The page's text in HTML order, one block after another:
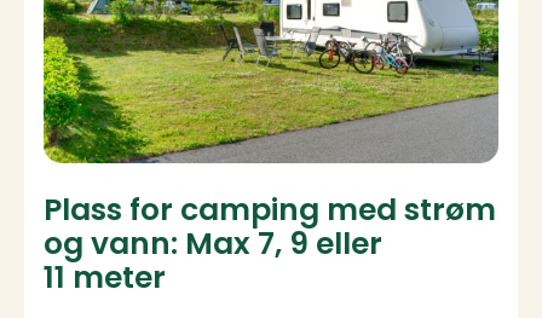
Plass for camping med strøm
og vann: Max 7, 9 eller
11 meter